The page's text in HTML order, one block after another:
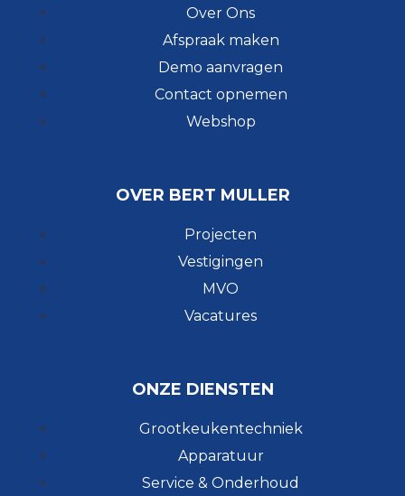
Over Ons
Afspraak maken
Demo aanvragen
Contact opnemen
Webshop
OVER BERT MULLER
Projecten
Vestigingen
MVO
Vacatures
ONZE DIENSTEN
Grootkeukentechniek
Apparatuur
Service & Onderhoud